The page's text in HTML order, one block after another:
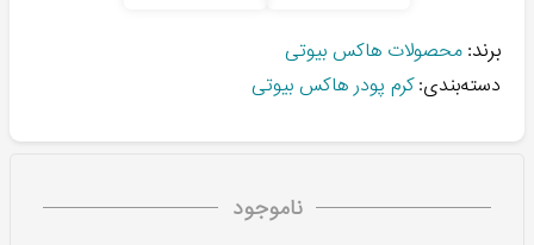
برند: محصولات هاکس بیوتی
دسته‌بندی: کرم پودر هاکس بیوتی
ناموجود